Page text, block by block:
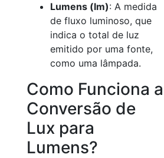
Lumens (lm): A medida
de fluxo luminoso, que
indica o total de luz
emitido por uma fonte,
como uma lâmpada.
Como Funciona a
Conversão de
Lux para
Lumens?